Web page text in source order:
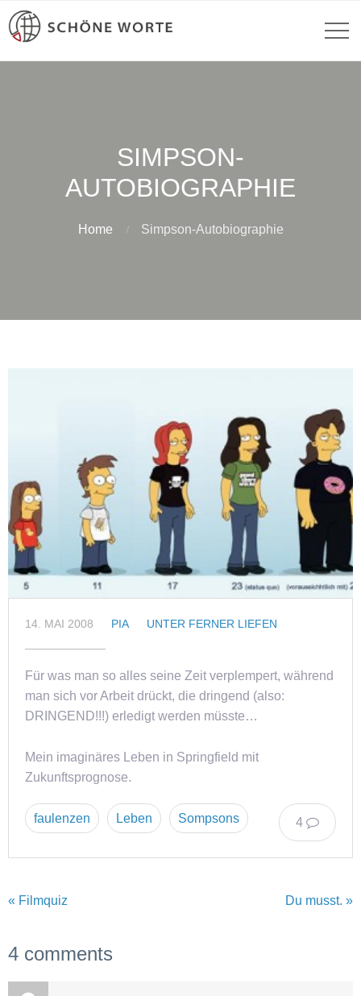
SIMPSON-
AUTOBIOGRAPHIE
Home Simpson-Autobiographie
14. MAI 2008 PIA UNTER FERNER LIEFEN
Für was man so alles seine Zeit verplempert, während
man sich vor Arbeit drückt, die dringend (also:
DRINGEND!!!) erledigt werden müsste…
Mein imaginäres Leben in Springfield mit
Zukunftsprognose.
4
faulenzen Leben Sompsons
« Filmquiz Du musst. »
4 comments